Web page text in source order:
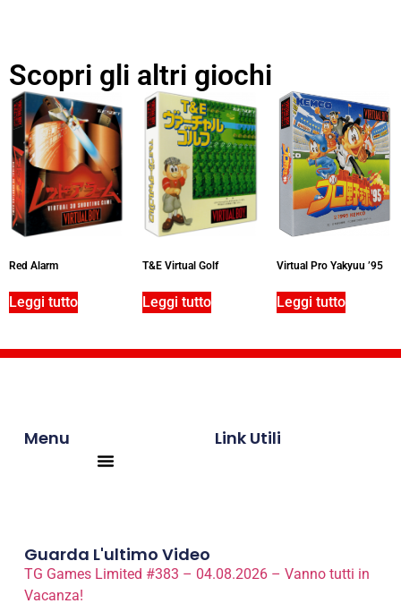
Scopri gli altri giochi
Red Alarm
Leggi tutto
T&E Virtual Golf
Leggi tutto
Virtual Pro Yakyuu ’95
Leggi tutto
Menu Link Utili
Guarda L'ultimo Video
TG Games Limited #383 – 04.08.2026 – Vanno tutti in
Vacanza!